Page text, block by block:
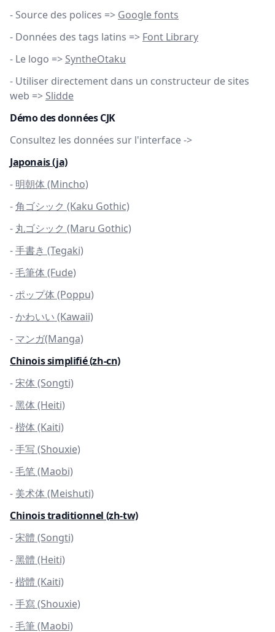
- Source des polices => Google fonts
- Données des tags latins => Font Library
- Le logo => SyntheOtaku
- Utiliser directement dans un constructeur de sites
web => Slidde
Démo des données CJK
Consultez les données sur l'interface ->
Japonais (ja)
- 明朝体 (Mincho)
-角ゴシック (Kaku Gothic)
- 丸ゴシック (Maru Gothic)
-手書き (Tegaki)
-毛筆体 (Fude)
-ポップ体 (Poppu)
-かわいい (Kawaii)
- マンガ(Manga)
Chinois simplifié (zh-cn)
-宋体 (Songti)
-黑体 (Heiti)
-楷体 (Kaiti)
-手写 (Shouxie)
-毛笔 (Maobi)
- 美术体 (Meishuti)
Chinois traditionnel (zh-tw)
-宋體 (Songti)
-黑體 (Heiti)
-楷體 (Kaiti)
-手寫 (Shouxie)
-毛筆 (Maobi)